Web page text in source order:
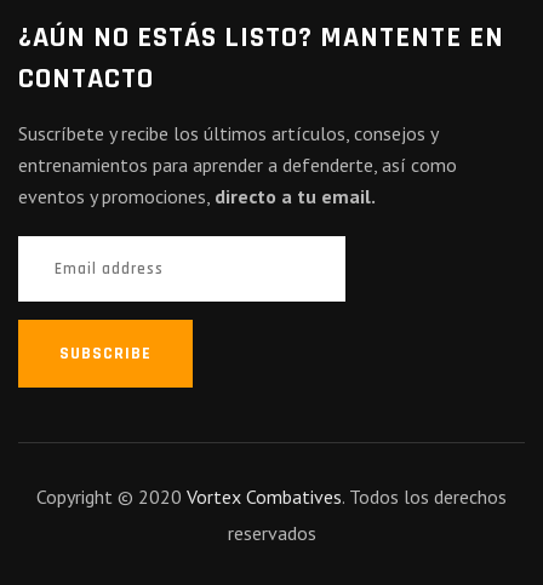
¿AÚN NO ESTÁS LISTO? MANTENTE EN
CONTACTO
Suscríbete y recibe los últimos artículos, consejos y
entrenamientos para aprender a defenderte, así como
eventos y promociones, directo a tu email.
SUBSCRIBE
Copyright © 2020 Vortex Combatives. Todos los derechos
reservados